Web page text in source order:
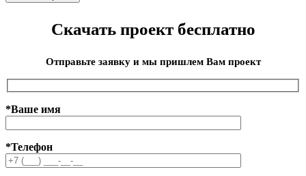
Скачать проект бесплатно
Отправьте заявку и мы пришлем Вам проект
*Ваше имя
*Телефон